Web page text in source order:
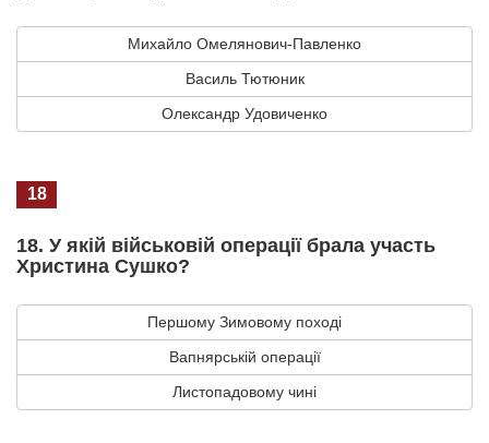
Михайло Омелянович-Павленко
Василь Тютюник
Олександр Удовиченко
18
18. У якій військовій операції брала участь
Христина Сушко?
Першому Зимовому поході
Вапнярській операції
Листопадовому чині